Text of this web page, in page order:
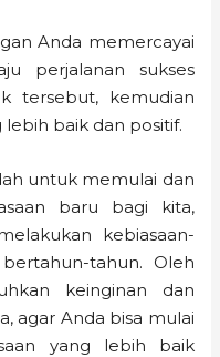
Anda memercayai
perjalanan sukses
tersebut, kemudian
baik dan positif.
untuk memulai dan
baru bagi kita,
kebiasaan-
tahun. Oleh
keinginan dan
agar Anda bisa mulai
yang lebih baik